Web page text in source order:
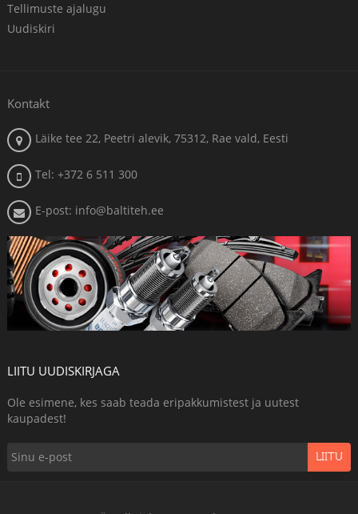
Tellimuste ajalugu
Uudiskiri
Kontakt
Läike tee 22, Peetri alevik, 75312, Rae vald, Eesti
Tel: +372 6 511 300
E-post: info@baltiteh.ee
LIITU UUDISKIRJAGA
Ole esimene, kes saab teada eripakkumistest ja uutest
kaupadest!
LIITU